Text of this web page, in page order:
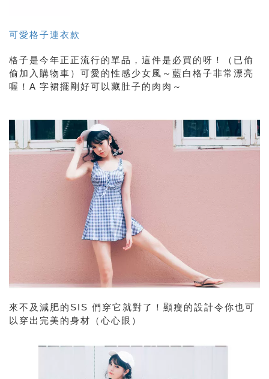
可愛格子連衣款
格子是今年正正流行的單品，這件是必買的呀！（已偷
偷加入購物車）可愛的性感少女風～藍白格子非常漂亮
喔！A 字裙擺剛好可以藏肚子的肉肉～
來不及減肥的SIS 們穿它就對了！顯瘦的設計令你也可
以穿出完美的身材（心心眼）